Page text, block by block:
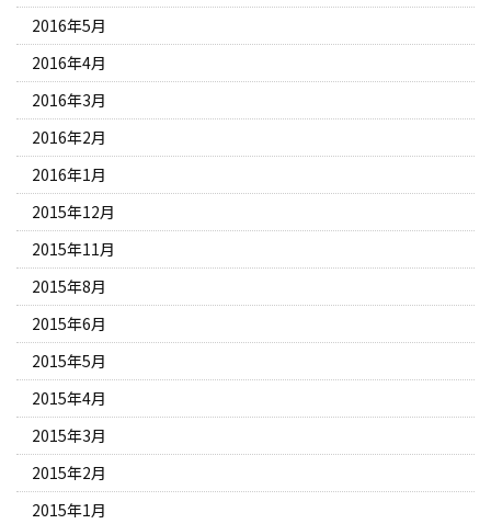
2016年5月
2016年4月
2016年3月
2016年2月
2016年1月
2015年12月
2015年11月
2015年8月
2015年6月
2015年5月
2015年4月
2015年3月
2015年2月
2015年1月